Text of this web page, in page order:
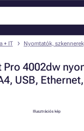
+ IT Nyomtatók,
Pro 4002dw
USB,
Illusztrációs kép